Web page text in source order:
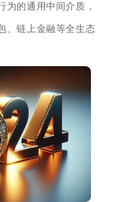
为的通用中间介质，
、链上金融等全生态